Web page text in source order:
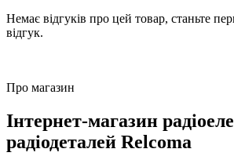
Немає відгуків про цей товар, станьте
відгук.
Про магазин
Інтернет-магазин
радіодеталей Relcoma